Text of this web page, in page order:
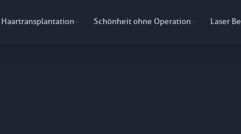
Haartransplantation Schönheit ohne Operation Laser